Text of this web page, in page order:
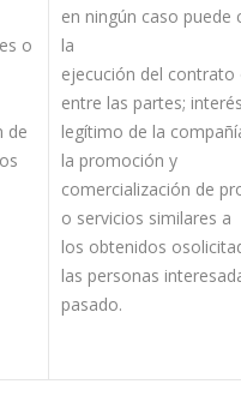
o
de
en ningún caso puede
la
ejecución del contrato
entre las partes;
legítimo de la
la promoción y
comercialización de
o servicios similares a
los obtenidos
las personas
pasado.